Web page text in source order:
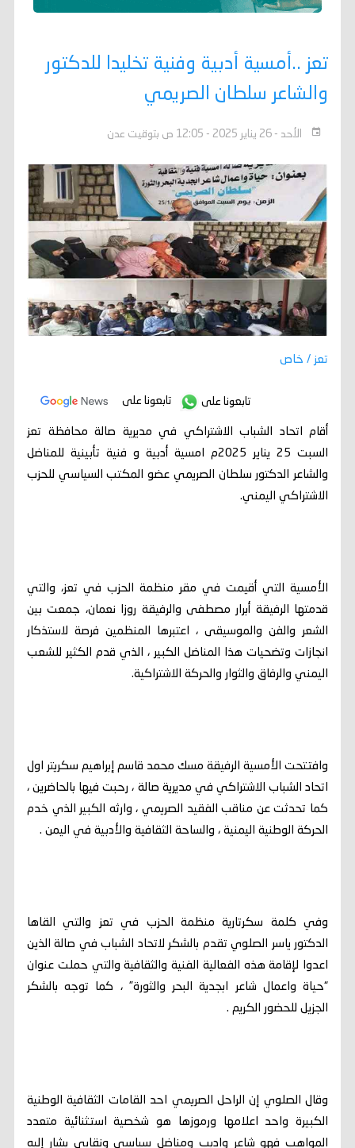
تعز ..أمسية أدبية وفنية تخليدا للدكتور
والشاعر سلطان الصريمي
الأحد - 26 يناير 2025 - 12:05 ص بتوقيت عدن
تعز / خاص
تابعونا على تابعونا على
أقام اتحاد الشباب الاشتراكي في مديرية صالة محافظة تعز
السبت 25 يناير 2025م امسية أدبية و فنية تأبينية للمناضل
والشاعر الدكتور سلطان الصريمي عضو المكتب السياسي للحزب
الاشتراكي اليمني.
الأمسية التي أقيمت في مقر منظمة الحزب في تعز، والتي
قدمتها الرفيقة أبرار مصطفى والرفيقة روزا نعمان، جمعت بين
الشعر والفن والموسيقى ، اعتبرها المنظمين فرصة لاستذكار
انجازات وتضحيات هذا المناضل الكبير ، الذي قدم الكثير للشعب
اليمني والرفاق والثوار والحركة الاشتراكية.
وافتتحت الأمسية الرفيقة مسك محمد قاسم إبراهيم سكريتر اول
اتحاد الشباب الاشتراكي في مديرية صالة ، رحبت فيها بالحاضرين ،
كما تحدثت عن مناقب الفقيد الصريمي ، وارثه الكبير الذي خدم
الحركة الوطنية اليمنية ، والساحة الثقافية والأدبية في اليمن .
وفي كلمة سكرتارية منظمة الحزب في تعز والتي القاها
الدكتور ياسر الصلوي تقدم بالشكر لاتحاد الشباب في صالة الذين
اعدوا لإقامة هذه الفعالية الفنية والثقافية والتي حملت عنوان
“حياة واعمال شاعر ابجدية البحر والثورة” ، كما توجه بالشكر
الجزيل للحضور الكريم .
وقال الصلوي إن الراحل الصريمي احد القامات الثقافية الوطنية
الكبيرة واحد اعلامها ورموزها هو شخصية استثنائية متعدد
المواهب فهو شاعر واديب ومناضل سياسي ونقابي يشار إليه